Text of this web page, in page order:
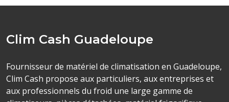
Clim Cash Guadeloupe
Fournisseur de matériel de climatisation en Guadeloupe,
Clim Cash propose aux particuliers, aux entreprises et
aux professionnels du froid une large gamme de